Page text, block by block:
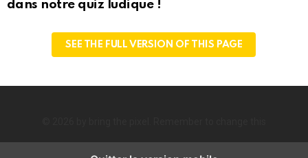
dans notre quiz ludique !
SEE THE FULL VERSION OF THIS PAGE